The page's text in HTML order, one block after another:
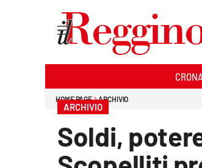
HOME PAGE ARCHIVIO
ARCHIVIO
Soldi,